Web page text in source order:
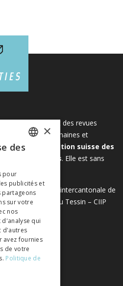
des livres et des revues
de sciences humaines et
de l'
Association suisse des
et humaines. Elle est sans
de la Conférence intercantonale de
romande et du Tessin – CIIP
ITALIAN
×
des
pour
publicités et
partageons
sur votre
nos
qui
d'autres
avez fournies
de votre
Politique de